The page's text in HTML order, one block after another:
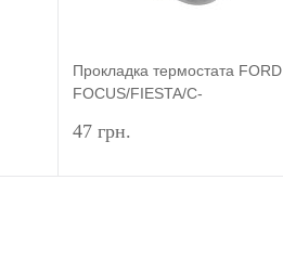
Прокладка термостата FORD
FOCUS/FIESTA/C-
47 грн.